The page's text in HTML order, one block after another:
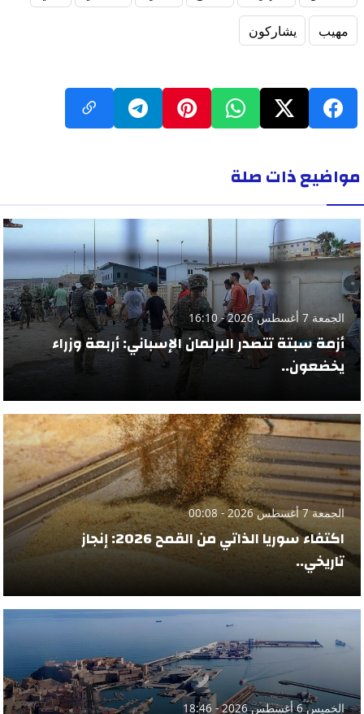
مهيب يشاركون
مواضيع ذات صلة
الجمعة 7 أغسطس 2026 - 16:10
أزمة سبتة تتصدر البرلمان الإسباني: أربعة وزراء
يخضعون..
الجمعة 7 أغسطس 2026 - 00:08
اكتفاء سوريا الذاتي من القمح 2026: إنجاز
تاريخي..
الخميس 6 أغسطس 2026 - 18:46